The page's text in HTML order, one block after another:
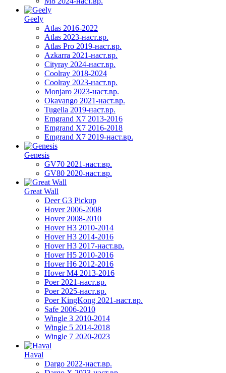
Geely
Atlas 2016-2022
Atlas 2023-наст.вр.
Atlas Pro 2019-наст.вр.
Azkarra 2021-наст.вр.
Cityray 2024-наст.вр.
Coolray 2018-2024
Coolray 2023-наст.вр.
Monjaro 2023-наст.вр.
Okavango 2021-наст.вр.
Tugella 2019-наст.вр.
Emgrand Х7 2013-2016
Emgrand X7 2016-2018
Emgrand X7 2019-наст.вр.
Genesis
GV70 2021-наст.вр.
GV80 2020-наст.вр.
Great Wall
Deer G3 Pickup
Hover 2006-2008
Hover 2008-2010
Hover H3 2010-2014
Hover H3 2014-2016
Hover H3 2017-наст.вр.
Hover H5 2010-2016
Hover H6 2012-2016
Hover M4 2013-2016
Poer 2021-наст.вр.
Poer 2025-наст.вр.
Poer KingKong 2021-наст.вр.
Safe 2006-2010
Wingle 3 2010-2014
Wingle 5 2014-2018
Wingle 7 2020-2023
Haval
Dargo 2022-наст.вр.